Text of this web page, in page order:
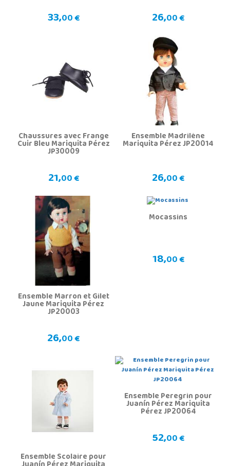
33,00 € 26,00 €
Chaussures avec Frange
Cuir Bleu Mariquita Pérez
JP30009
21,00 €
Ensemble Madrilène
Mariquita Pérez JP20014
26,00 €
Ensemble Marron et Gilet
Jaune Mariquita Pérez
JP20003
26,00 €
Mocassins
18,00 €
Ensemble Scolaire pour
Ensemble Peregrin pour
Juanín Pérez Mariquita
Pérez JP20064
52,00 €